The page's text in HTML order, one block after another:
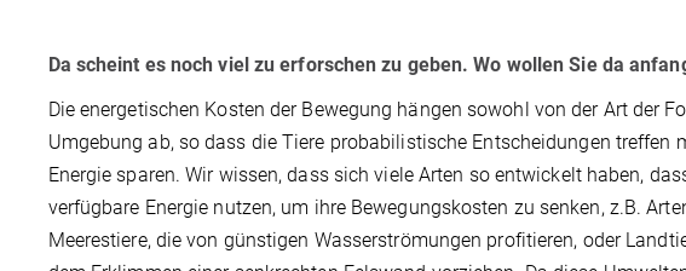
Da scheint es noch viel zu erforschen zu geben. Wo wollen Sie da
Die energetischen Kosten der Bewegung hängen sowohl von der Art der
Umgebung ab, so dass die Tiere probabilistische Entscheidungen treffen
Energie sparen. Wir wissen, dass sich viele Arten so entwickelt haben,
verfügbare Energie nutzen, um ihre Bewegungskosten zu senken, z.B.
Meerestiere, die von günstigen Wasserströmungen profitieren, oder